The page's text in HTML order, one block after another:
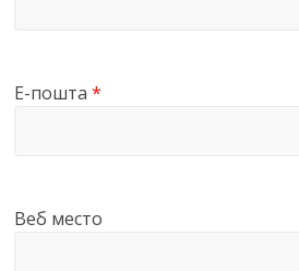
Е-пошта*
Веб место